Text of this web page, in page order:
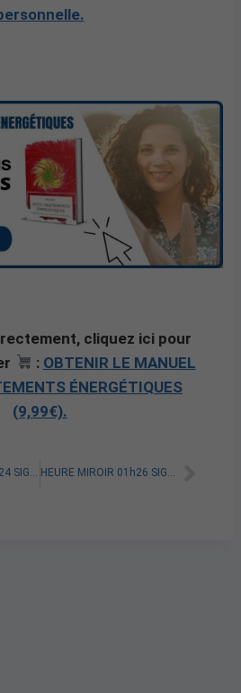
cliquez ici pour
: OBTENIR LE MANUEL
ÉNERGÉTIQUES
(9,99€).
HEURE MIROIR 01h24 SIGNIFICATION SPIRITUELLE [A LIRE] HEURE MIROIR 01h26 SIGNIFICATION SPIRITUELLE [A LIRE]